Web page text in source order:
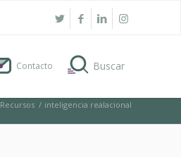
Contacto
Recursos / inteligencia realacional